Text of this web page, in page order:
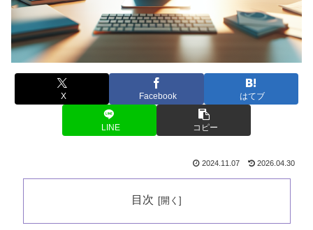
X Facebook はてブ
LINE コピー
2024.11.07 2026.04.30
目次